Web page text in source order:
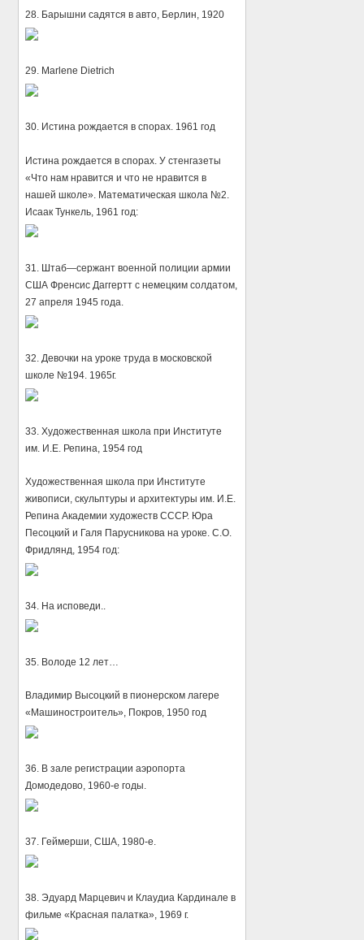
28. Барышни садятся в авто, Берлин, 1920
29. Marlene Dietrich
30. Истина рождается в спорах. 1961 год
Истина рождается в спорах. У стенгазеты
«Что нам нравится и что не нравится в
нашей школе». Математическая школа №2.
Исаак Тункель, 1961 год:
31. Штаб—сержант военной полиции армии
США Френсис Даггертт с немецким солдатом,
27 апреля 1945 года.
32. Девочки на уроке труда в московской
школе №194. 1965г.
33. Художественная школа при Институте
им. И.Е. Репина, 1954 год
Художественная школа при Институте
живописи, скульптуры и архитектуры им. И.Е.
Репина Академии художеств СССР. Юра
Песоцкий и Галя Парусникова на уроке. С.О.
Фридлянд, 1954 год:
34. На исповеди..
35. Володе 12 лет…
Владимир Высоцкий в пионерском лагере
«Машиностроитель», Покров, 1950 год
36. В зале регистрации аэропорта
Домодедово, 1960-е годы.
37. Геймерши, США, 1980-е.
38. Эдуард Марцевич и Клаудиа Кардинале в
фильме «Красная палатка», 1969 г.